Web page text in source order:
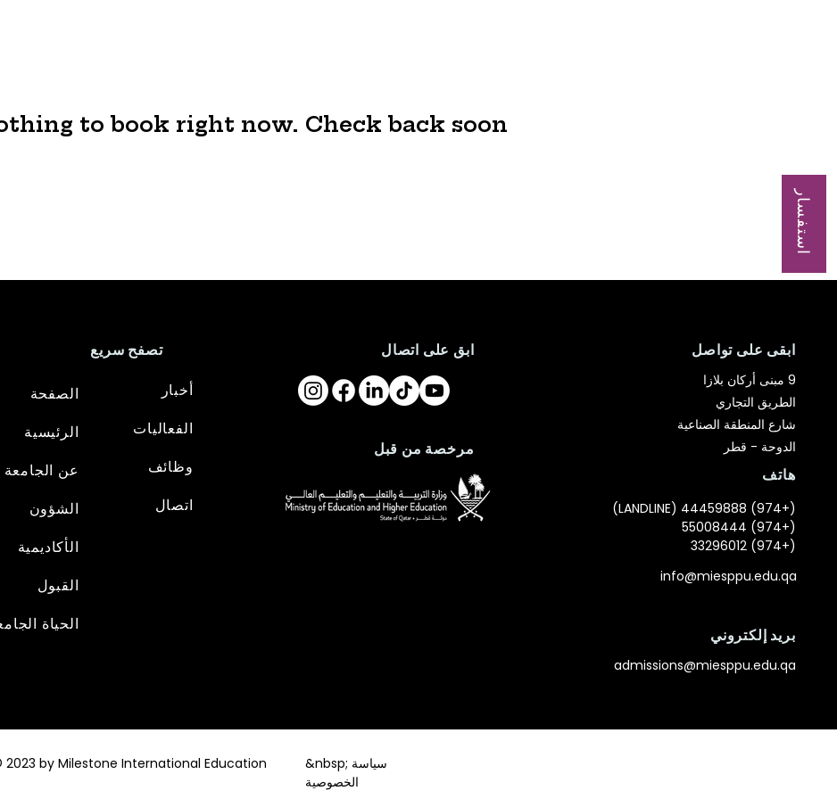
استفسار
to book right now. Check back soon.
تصفح سريع
الصفحة
الرئيسية
عن الجامعة
الشؤون
الأكاديمية
القبول
الحياة
أخبار
الفعاليات
وظائف
اتصال
ابق على اتصال
مرخصة من قبل
ابقى على تواصل
9 مبنى أركان بلازا
الطريق التجاري
شارع المنطقة الصناعية
الدوحة - قطر
هاتف
(+974) 44459888 (LANDLINE)
(+974) 55008444
(+974) 33296012
info@miesppu.edu.qa
بريد إلكتروني
admissions@miesppu.edu.qa
2023 by Milestone International Education
&nbsp; سياسة
الخصوصية